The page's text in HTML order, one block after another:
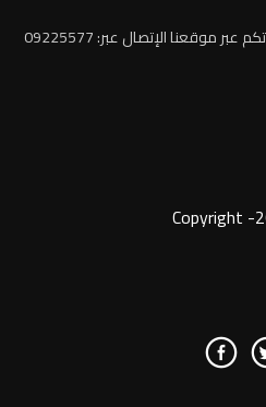
عبر موقعنا الإتصال عبر: 09225577
Copyright -